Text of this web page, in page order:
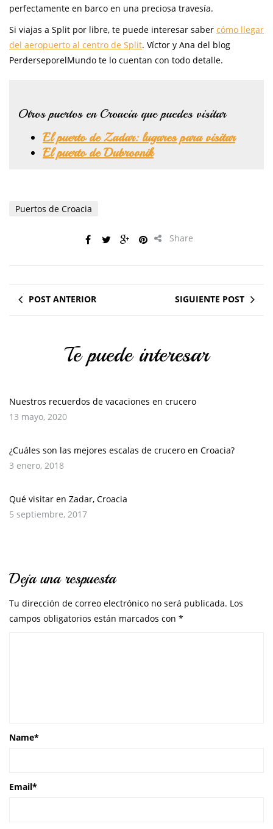
perfectamente en barco en una preciosa travesía.
Si viajas a Split por libre, te puede interesar saber cómo llegar
del aeropuerto al centro de Split. Víctor y Ana del blog
PerderseporelMundo te lo cuentan con todo detalle.
Otros puertos en Croacia que puedes visitar
El puerto de Zadar: lugares para visitar
El puerto de Dubrovnik
Puertos de Croacia
Share
POST ANTERIOR SIGUIENTE POST
Te puede interesar
Nuestros recuerdos de vacaciones en crucero
13 mayo, 2020
¿Cuáles son las mejores escalas de crucero en Croacia?
3 enero, 2018
Qué visitar en Zadar, Croacia
5 septiembre, 2017
Deja una respuesta
Tu dirección de correo electrónico no será publicada. Los
campos obligatorios están marcados con *
Name*
Email*